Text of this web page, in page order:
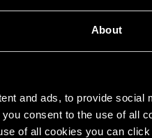
About
and ads, to provide social
consent to the use of all
of all cookies you can click